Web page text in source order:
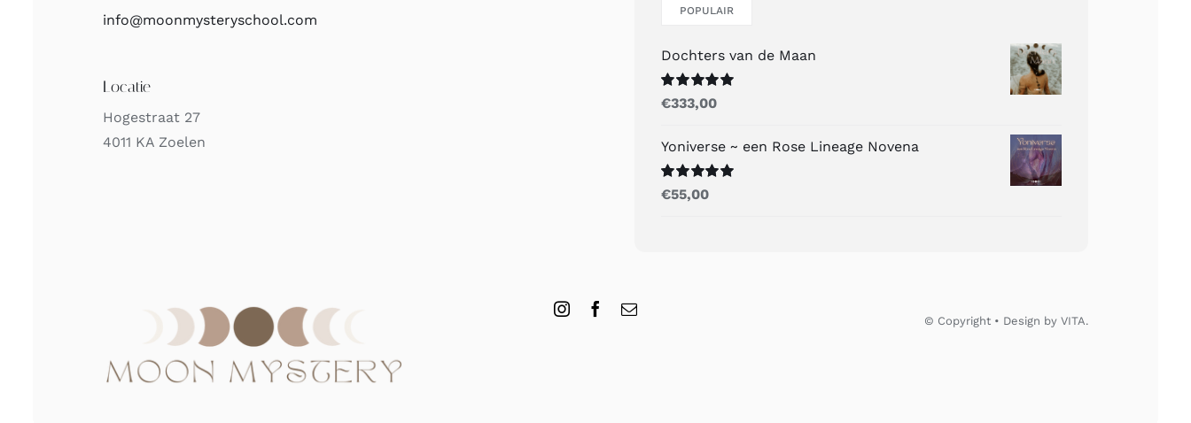
info@moonmysteryschool.com
Locatie
Hogestraat 27
4011 KA Zoelen
POPULAIR
Dochters van de Maan
Gewaardeerd
uit 5
€333,00
Yoniverse ~ een Rose Lineage Novena
Gewaardeerd
uit 5
€55,00
© Copyright • Design by VITA.